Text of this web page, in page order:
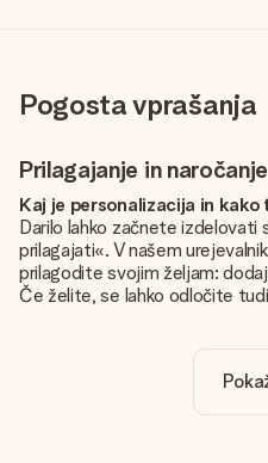
Pogosta vprašanja
Prilagajanje in naročanje
Kaj je personalizacija in
Darilo lahko začnete izdelovati
prilagajati«. V našem
prilagodite svojim željam:
Če želite, se lahko odločite
Je personalizacija vključena v
Cena, prikazana na spletnem
vašega darila. Lepo in jasno!